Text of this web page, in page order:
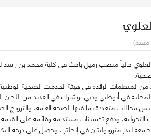
مقيم)
حالياً منصب زميل باحث في كلية محمد بن راشد
المنظمات الرائدة في هيئة الخدمات الصحية
في أبوظبي ودبي. وشارك في العديد من اللجان
مجالات متعددة بما فيها الصحة العامة، والترويج
التحولية، ودفع تحسينات مستدامة وقائمة على
ليدز متروبوليتان في إنجلترا، وحصل على درجة